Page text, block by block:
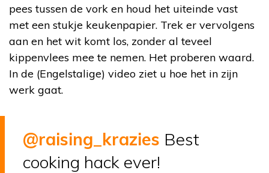
pees tussen de vork en houd het uiteinde vast
met een stukje keukenpapier. Trek er vervolgens
aan en het wit komt los, zonder al teveel
kippenvlees mee te nemen. Het proberen waard.
In de (Engelstalige) video ziet u hoe het in zijn
werk gaat.
@raising_krazies Best
cooking hack ever!